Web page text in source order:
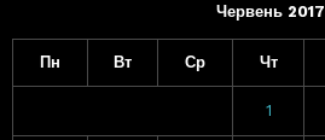
Червень 2017
Пн Вт Ср Чт
1